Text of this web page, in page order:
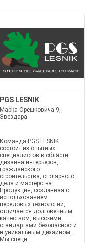
PGS LESNIK
Марка Орешковича 9,
Звездара
Команда PGS LESNIK
состоит из опытных
специалистов в области
дизайна интерьеров,
гражданского
строительства, столярного
дела и мастерства.
Продукция, созданная с
использованием
передовых технологий,
отличается долговечным
качеством, высокими
стандартами безопасности
и уникальным дизайном.
Мы специ...